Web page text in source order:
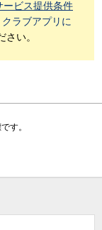
ービス提供条件
ラブアプリに
さい。
す。